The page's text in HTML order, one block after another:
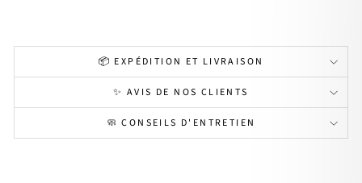
📦 EXPÉDITION ET LIVRAISON
✨ AVIS DE NOS CLIENTS
🧼 CONSEILS D'ENTRETIEN